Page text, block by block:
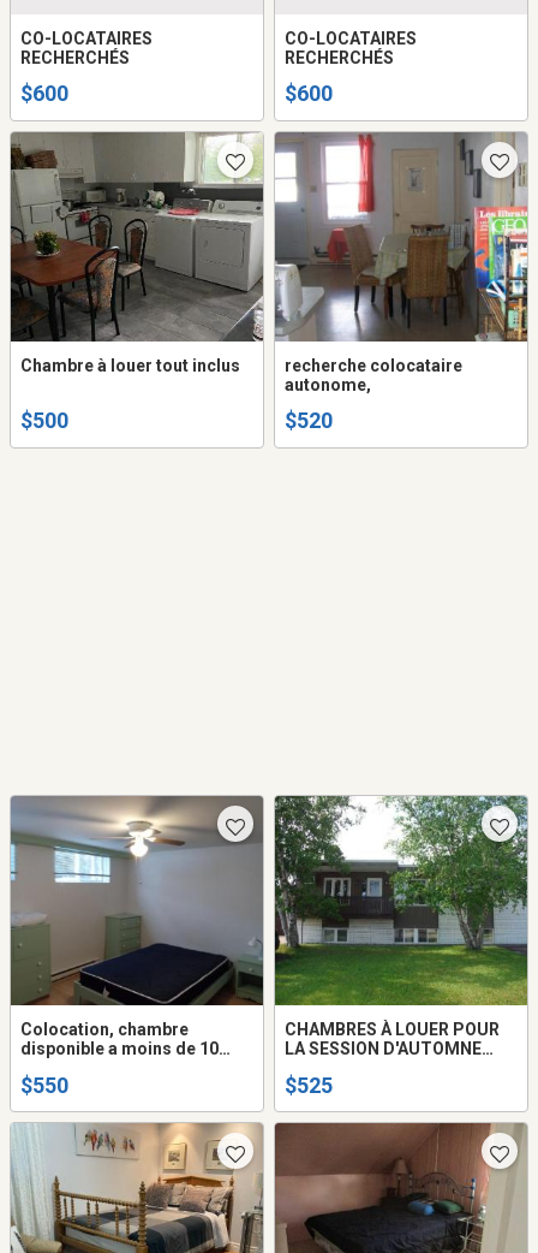
CO-LOCATAIRES
RECHERCHÉS
$600
CO-LOCATAIRES
RECHERCHÉS
$600
Chambre à louer tout inclus
$500
recherche colocataire
autonome,
$520
Colocation, chambre
disponible a moins de 10
centre Multihexa et de
hopital de chicoutimi.
$550
CHAMBRES À LOUER POUR
LA SESSION D'AUTOMNE
$525